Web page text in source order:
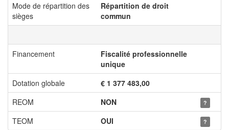
Mode de répartition des
sièges
Répartition de droit
commun
Financement
Fiscalité professionnelle
unique
Dotation globale
€ 1 377 483,00
REOM
NON ?
TEOM OUI ?